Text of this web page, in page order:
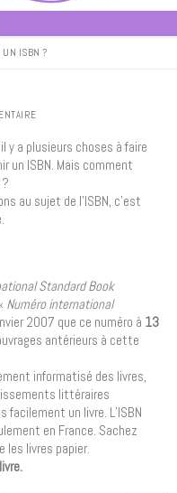
UN ISBN ?
y a plusieurs choses à faire
un ISBN. Mais comment
au sujet de l’ISBN, c’est
Standard Book
Numéro international
2007 que ce numéro à 13
antérieurs à cette
informatisé des livres,
littéraires
facilement un livre. L’ISBN
en France. Sachez
les livres papier.